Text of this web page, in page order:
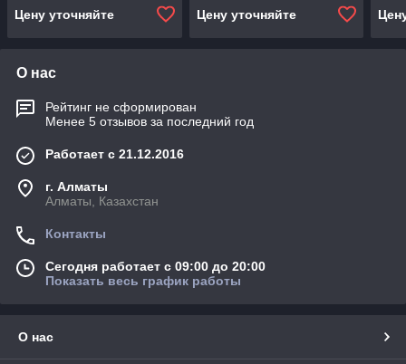
Цену уточняйте
Цену уточняйте
О нас
Рейтинг не сформирован
Менее 5 отзывов за последний год
Работает с 21.12.2016
г. Алматы
Алматы, Казахстан
Контакты
Сегодня работает с 09:00 до 20:00
Показать весь график работы
О нас